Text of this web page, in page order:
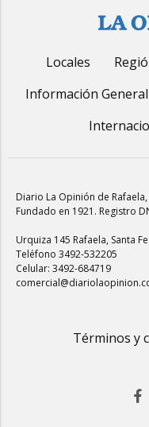
Locales
Información General
Diario La Opinión de Rafaela
Fundado en 1921. Registro
Urquiza 145 Rafaela, Santa
Teléfono 3492-532205
Celular: 3492-684719
Términos y